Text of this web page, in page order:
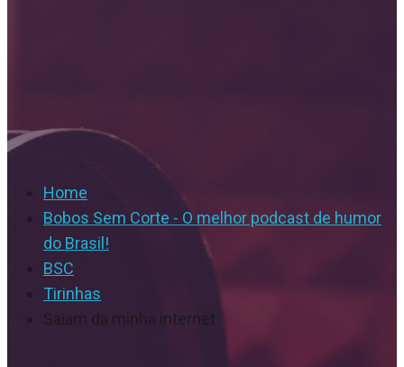
Home
Bobos Sem Corte - O melhor podcast de humor
do Brasil!
BSC
Tirinhas
Saiam da minha internet